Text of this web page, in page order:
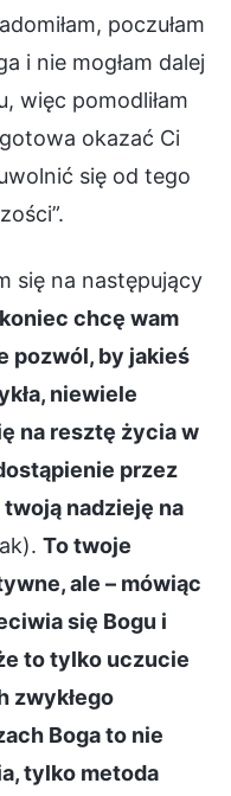
poczułam
i nie mogłam dalej
więc pomodliłam
okazać Ci
się od tego
się na następujący
chcę wam
pozwól, by jakieś
niewiele
na resztę życia w
przez
nadzieję na
To twoje
ale – mówiąc
się Bogu i
to tylko uczucie
zwykłego
Boga to nie
tylko metoda